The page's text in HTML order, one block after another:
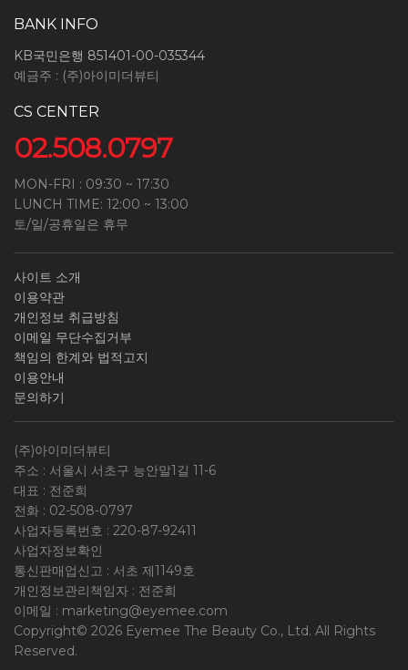
BANK INFO
KB국민은행 851401-00-035344
예금주 : (주)아이미더뷰티
CS CENTER
02.508.0797
MON-FRI : 09:30 ~ 17:30
LUNCH TIME: 12:00 ~ 13:00
토/일/공휴일은 휴무
사이트 소개
이용약관
개인정보 취급방침
이메일 무단수집거부
책임의 한계와 법적고지
이용안내
문의하기
(주)아이미더뷰티
주소 : 서울시 서초구 능안말1길 11-6
대표 : 전준희
전화 : 02-508-0797
사업자등록번호 : 220-87-92411
사업자정보확인
통신판매업신고 : 서초 제1149호
개인정보관리책임자 : 전준희
이메일 : marketing@eyemee.com
Copyright© 2026 Eyemee The Beauty Co., Ltd. All Rights
Reserved.